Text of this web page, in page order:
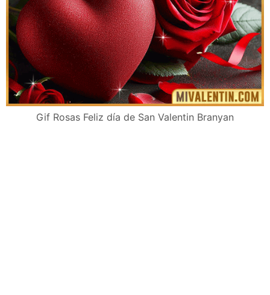
Gif Rosas Feliz día de San Valentin Branyan